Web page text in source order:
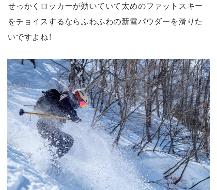
せっかくロッカーが効いていて太めのファットスキー
をチョイスするならふわふわの新雪パウダーを滑りた
いですよね！